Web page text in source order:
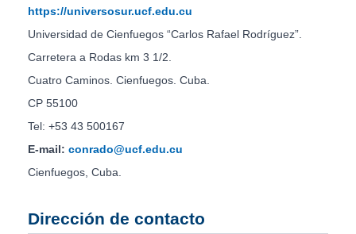
https://universosur.ucf.edu.cu
Universidad de Cienfuegos “Carlos Rafael Rodríguez”.
Carretera a Rodas km 3 1/2.
Cuatro Caminos. Cienfuegos. Cuba.
CP 55100
Tel: +53 43 500167
E-mail: conrado@ucf.edu.cu
Cienfuegos, Cuba.
Dirección de contacto